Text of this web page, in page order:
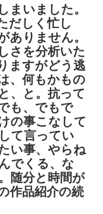
まいました。
だしく忙し
ありません。
さを分析いた
ますがどう逃
、何もかもの
、と。抗って
も、でもで
の事こなして
て言ってい
い事、やらね
でくる、な
随分と時間が
作品紹介の続